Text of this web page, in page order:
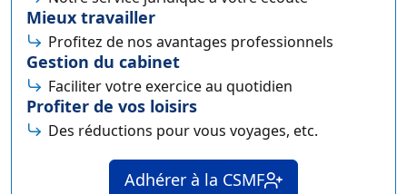
Mieux travailler
Profitez de nos avantages professionnels
Gestion du cabinet
Faciliter votre exercice au quotidien
Profiter de vos loisirs
Des réductions pour vous voyages, etc.
Adhérer à la CSMF